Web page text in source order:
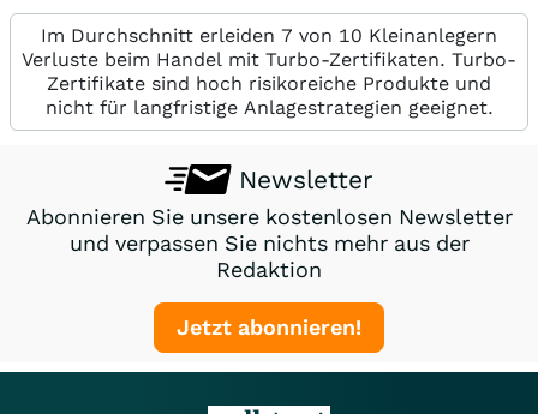
Im Durchschnitt erleiden 7 von 10 Kleinanlegern
Verluste beim Handel mit Turbo-Zertifikaten. Turbo-
Zertifikate sind hoch risikoreiche Produkte und
nicht für langfristige Anlagestrategien geeignet.
Newsletter
Abonnieren Sie unsere kostenlosen Newsletter
und verpassen Sie nichts mehr aus der
Redaktion
Jetzt abonnieren!